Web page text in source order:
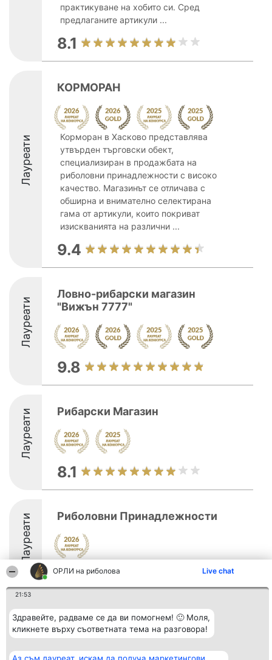
ОРЛИ на риболова Live chat
21:53
Здравейте, радваме се да ви помогнем! 🙂 Моля,
кликнете върху съответната тема на разговора!
практикуване на хобито си. Сред
предлаганите артикули ...
8.1
Лауреати
КОРМОРАН
Корморан в Хасково представлява
утвърден търговски обект,
специализиран в продажбата на
риболовни принадлежности с високо
качество. Магазинът се отличава с
обширна и внимателно селектирана
гама от артикули, които покриват
изискванията на различни ...
9.4
Лауреати
Ловно-рибарски магазин
"Вижън 7777"
9.8
Лауреати Рибарски Магазин
8.1
Лауреати Риболовни Принадлежности
8.6
Организатор на
класиране
Beautiful Company S.R.L.
Sus Nr. 2, Bl. A30, Sc. A, Et.
Класация
Победители
Списък на
победители
Контакти
Контакти